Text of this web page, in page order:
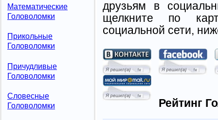
Математические
Головоломки
Прикольные
Головоломки
Причудливые
Головоломки
Словесные
Головоломки
друзьям в
щелкните по
социальной сети,
Рейтинг